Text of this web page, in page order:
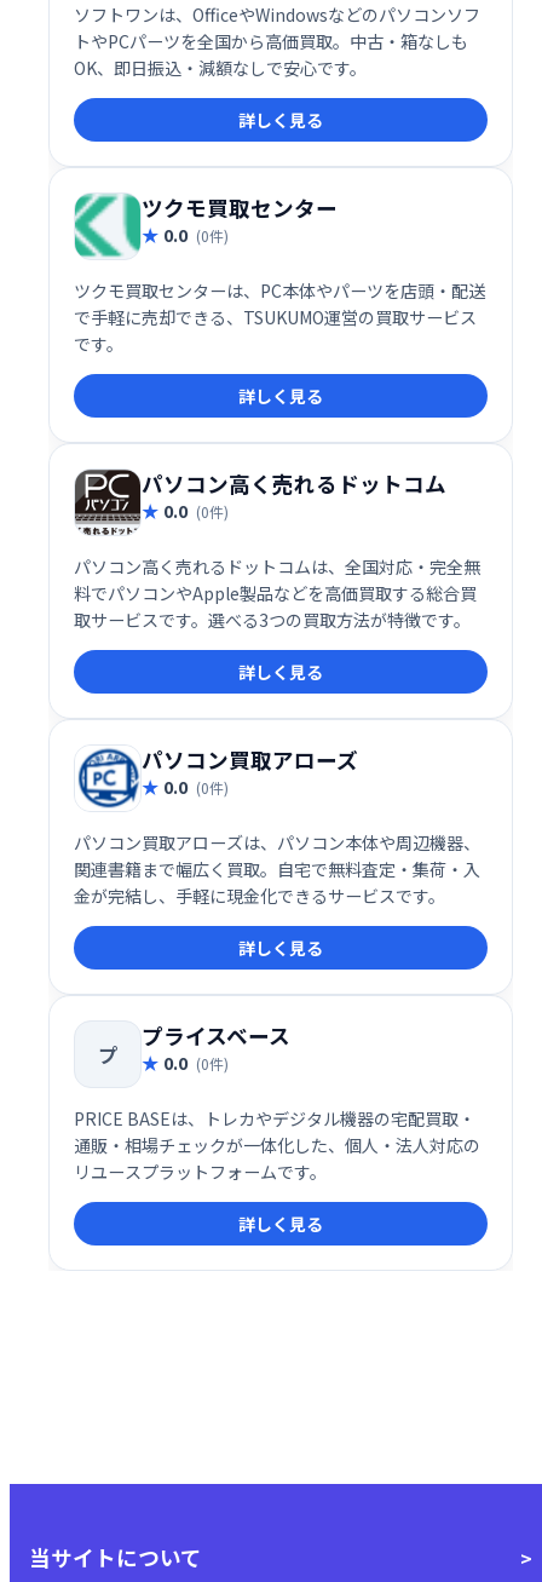
ソフトワンは、OfficeやWindowsなどのパソコンソフ
トやPCパーツを全国から高価買取。中古・箱なしも
OK、即日振込・減額なしで安心です。
詳しく見る
ツクモ買取センター
0.0 (0件)
ツクモ買取センターは、PC本体やパーツを店頭・配送
で手軽に売却できる、TSUKUMO運営の買取サービス
です。
詳しく見る
パソコン高く売れるドットコム
0.0 (0件)
パソコン高く売れるドットコムは、全国対応・完全無
料でパソコンやApple製品などを高価買取する総合買
取サービスです。選べる3つの買取方法が特徴です。
詳しく見る
パソコン買取アローズ
0.0 (0件)
パソコン買取アローズは、パソコン本体や周辺機器、
関連書籍まで幅広く買取。自宅で無料査定・集荷・入
金が完結し、手軽に現金化できるサービスです。
詳しく見る
プ
プライスベース
0.0 (0件)
PRICE BASEは、トレカやデジタル機器の宅配買取・
通販・相場チェックが一体化した、個人・法人対応の
リユースプラットフォームです。
詳しく見る
当サイトについて